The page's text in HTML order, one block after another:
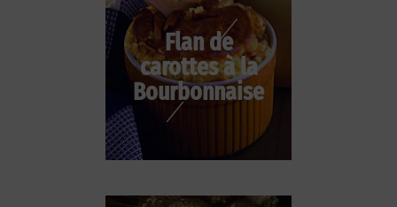
Flan de
carottes à la
Bourbonnaise